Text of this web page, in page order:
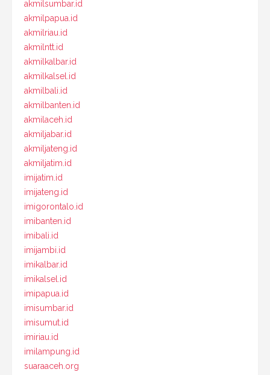
akmilsumbar.id
akmilpapua.id
akmilriau.id
akmilntt.id
akmilkalbar.id
akmilkalsel.id
akmilbali.id
akmilbanten.id
akmilaceh.id
akmiljabar.id
akmiljateng.id
akmiljatim.id
imijatim.id
imijateng.id
imigorontalo.id
imibanten.id
imibali.id
imijambi.id
imikalbar.id
imikalsel.id
imipapua.id
imisumbar.id
imisumut.id
imiriau.id
imilampung.id
suaraaceh.org